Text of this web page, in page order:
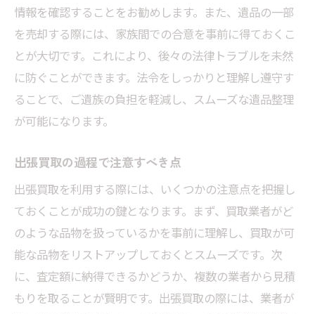
情報を確認することをお勧めします。また、遺品の一部
を売却する際には、家族間での合意を事前に得ておくこ
とが大切です。これにより、後々の法律トラブルを未然
に防ぐことができます。法令をしっかりと理解し遵守す
ることで、ご遺族の負担を軽減し、スムーズな遺品整理
が可能になります。
出張買取の過程で注意すべき点
出張買取を利用する際には、いくつかの注意点を把握し
ておくことが成功の鍵となります。まず、買取業者がど
のような品物を扱っているかを事前に理解し、買取が可
能な品物をリストアップしておくとスムーズです。次
に、査定額に納得できるかどうか、複数の業者から見積
もりを取ることが賢明です。出張買取の際には、業者が